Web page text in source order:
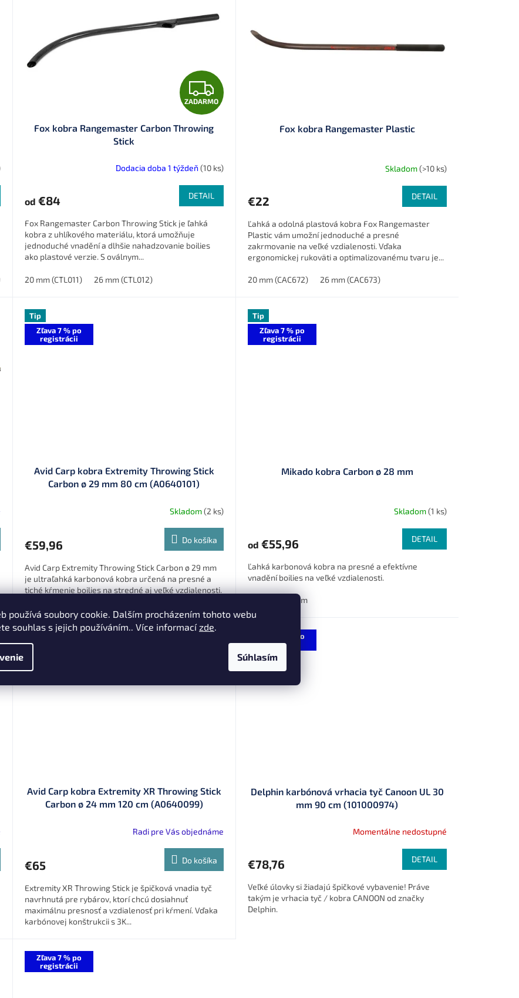
používá soubory cookie. Dalším procházením tohoto webu
souhlas s jejich používáním.. Více informacízde
Súhlasím
Z
A
D
A
R
M
ZADARMO
Fox kobra Rangemaster Carbon Throwing
Stick
Dodacia doba 1 týždeň (10 ks)
od €84 DETAIL
Fox Rangemaster Carbon Throwing Stick je ľahká
kobra z uhlíkového materiálu, ktorá umožňuje
jednoduché vnadění a dlhšie nahadzovanie boilies
ako plastové verzie. S oválnym...
20 mm (CTL011) 26 mm (CTL012)
Fox kobra Rangemaster Plastic
Skladom(>10 ks)
€22 DETAIL
Ľahká a odolná plastová kobra Fox Rangemaster
Plastic vám umožní jednoduché a presné
zakrmovanie na veľké vzdialenosti. Vďaka
ergonomickej rukoväti a optimalizovanému tvaru je...
20 mm (CAC672) 26 mm (CAC673)
Tip
Zľava 7 % po
registrácii
Avid Carp kobra Extremity Throwing Stick
Carbon ø 29 mm 80 cm (A0640101)
Skladom(2 ks)
€59,96 Do košíka
Avid Carp Extremity Throwing Stick Carbon ø 29 mm
je ultraľahká karbonová kobra určená na presné a
tiché kŕmenie boilies na stredné aj veľké vzdialenosti.
Tip
Zľava 7 % po
registrácii
Mikado kobra Carbon ø 28 mm
Skladom(1 ks)
od €55,96 DETAIL
Ľahká karbonová kobra na presné a efektívne
vnadění boilies na veľké vzdialenosti.
120 cm
Zľava 7 % po
Avid Carp kobra Extremity XR Throwing Stick
Carbon ø 24 mm 120 cm (A0640099)
Radi pre Vás objednáme
€65 Do košíka
Extremity XR Throwing Stick je špičková vnadia tyč
navrhnutá pre rybárov, ktorí chcú dosiahnuť
maximálnu presnosť a vzdialenosť pri kŕmení. Vďaka
karbónovej konštrukcii s 3K...
Zľava 7 % po
registrácii
Delphin karbónová vrhacia tyč Canoon UL 30
mm 90 cm (101000974)
Momentálne nedostupné
€78,76 DETAIL
Veľké úlovky si žiadajú špičkové vybavenie! Práve
takým je vrhacia tyč / kobra CANOON od značky
Delphin.
Zľava 7 % po
registrácii